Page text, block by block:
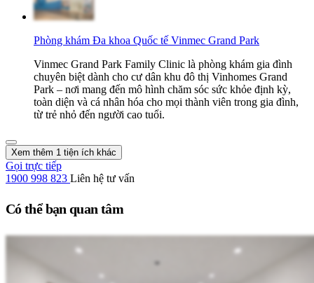
Phòng khám Đa khoa Quốc tế Vinmec Grand Park
Vinmec Grand Park Family Clinic là phòng khám gia đình
chuyên biệt dành cho cư dân khu đô thị Vinhomes Grand
Park – nơi mang đến mô hình chăm sóc sức khỏe định kỳ,
toàn diện và cá nhân hóa cho mọi thành viên trong gia đình,
từ trẻ nhỏ đến người cao tuổi.
Xem thêm 1 tiện ích khác
Gọi trực tiếp
1900 998 823 Liên hệ tư vấn
Có thể bạn quan tâm